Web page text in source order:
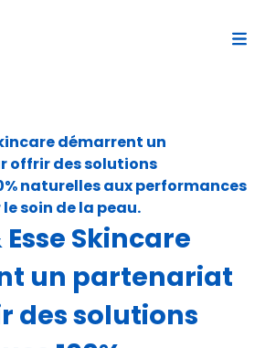
démarrent un
offrir des solutions
naturelles aux performances
soin de la peau.
Esse Skincare
un partenariat
des solutions